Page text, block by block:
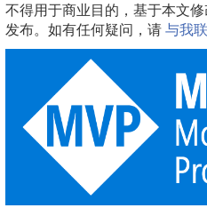
不得用于商业目的，基于本文
发布。如有任何疑问，请 与我